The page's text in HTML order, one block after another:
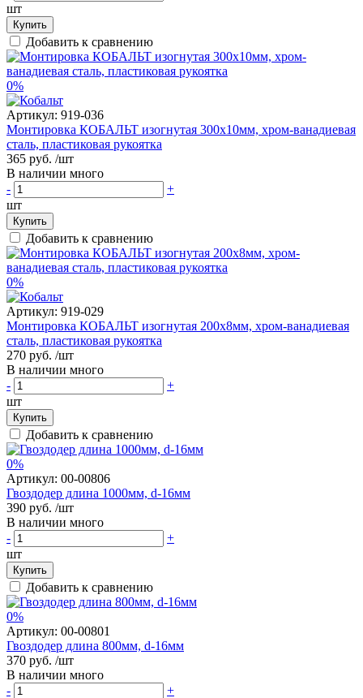
шт
Купить
Добавить к сравнению
0%
Артикул: 919-036
Монтировка КОБАЛЬТ изогнутая 300х10мм, хром-ванадиевая
сталь, пластиковая рукоятка
365 руб. /шт
В наличии много
-
+
шт
Купить
Добавить к сравнению
0%
Артикул: 919-029
Монтировка КОБАЛЬТ изогнутая 200х8мм, хром-ванадиевая
сталь, пластиковая рукоятка
270 руб. /шт
В наличии много
-
+
шт
Купить
Добавить к сравнению
0%
Артикул: 00-00806
Гвоздодер длина 1000мм, d-16мм
390 руб. /шт
В наличии много
-
+
шт
Купить
Добавить к сравнению
0%
Артикул: 00-00801
Гвоздодер длина 800мм, d-16мм
370 руб. /шт
В наличии много
-
+